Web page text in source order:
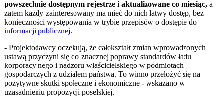
powszechnie dostępnym rejestrze i aktualizowane co miesiąc,a
zatem każdy zainteresowany ma mieć do nich łatwy dostęp, bez
konieczności występowania w trybie przepisów o dostępie do
informacji publicznej.
- Projektodawcy oczekują, że całokształt zmian wprowadzonych
ustawą przyczyni się do znacznej poprawy standardów ładu
korporacyjnego i nadzoru właścicielskiego w podmiotach
gospodarczych z udziałem państwa. To winno przełożyć się na
pozytywne skutki społeczne i ekonomiczne - wskazano w
uzasadnieniu propozycji poselskiej.